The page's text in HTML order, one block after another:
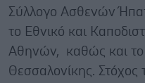
Σύλλογο Ασθενών
το Εθνικό και
Αθηνών, καθώς και το
Θεσσαλονίκης. Στόχος